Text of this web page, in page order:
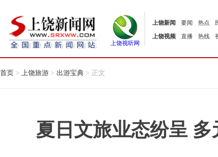
上饶视听网
上饶新闻 要闻 热点
上饶视频
直播 热线
首页 > 上饶旅游 > 出游宝典 > 正文
夏日文旅业态纷呈